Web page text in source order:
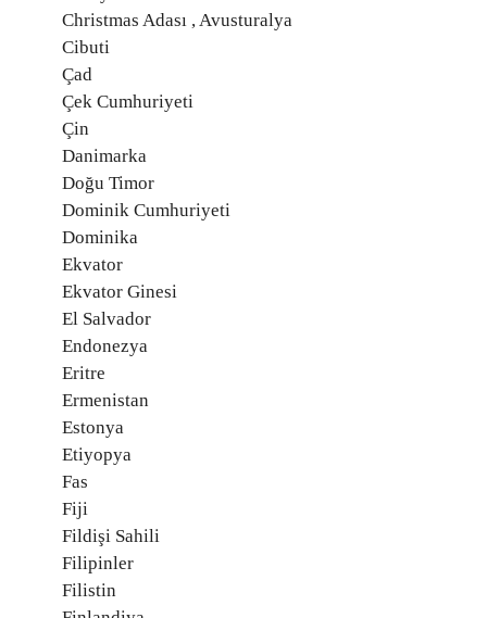
Christmas Adası , Avusturalya
Cibuti
Çad
Çek Cumhuriyeti
Çin
Danimarka
Doğu Timor
Dominik Cumhuriyeti
Dominika
Ekvator
Ekvator Ginesi
El Salvador
Endonezya
Eritre
Ermenistan
Estonya
Etiyopya
Fas
Fiji
Fildişi Sahili
Filipinler
Filistin